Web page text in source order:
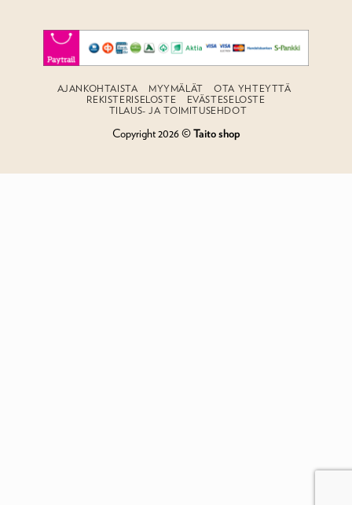
AJANKOHTAISTA MYYMÄLÄT
OTA YHTEYTTÄ
REKISTERISELOSTE
EVÄSTESELOSTE
TILAUS- JA TOIMITUSEHDOT
Copyright 2026 ©Taito shop